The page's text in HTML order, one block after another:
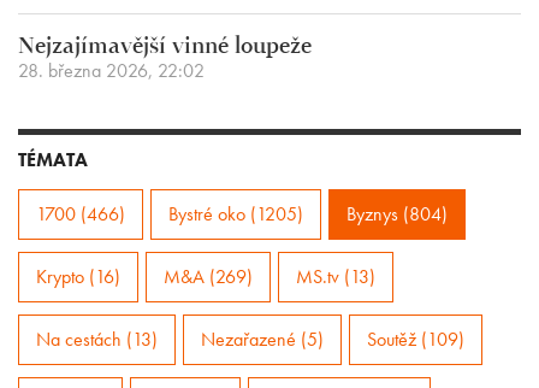
Nejzajímavější vinné loupeže
28. března 2026, 22:02
TÉMATA
1700 (466) Bystré oko (1205) Byznys (804)
Krypto (16) M&A (269) MS.tv (13)
Na cestách (13) Nezařazené (5) Soutěž (109)